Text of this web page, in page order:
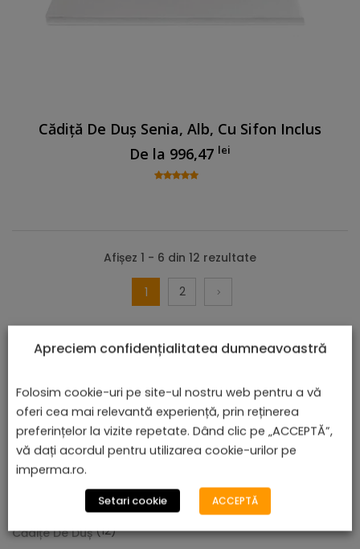
Cădiță De Duș Senia, Alb, Cu Sifon Inclus
De la 996,47 lei
Cădiță De Duș Dalia, Alb, Cu Sifon Inclus
Afișez 1 - 6 din 12 rezultate
1 2
CATEGORII DE PRODUSE
Baterii Și Accesorii (157)
Cădițe De Duș (12)
Apreciem confidențialitatea dumneavoastră
Folosim cookie-uri pe site-ul nostru web pentru a vă
oferi cea mai relevantă experiență, prin reținerea
preferințelor la vizite repetate. Dând clic pe „ACCEPTĂ”,
vă dați acordul pentru utilizarea cookie-urilor pe
imperma.ro.
Setari cookie ACCEPTĂ